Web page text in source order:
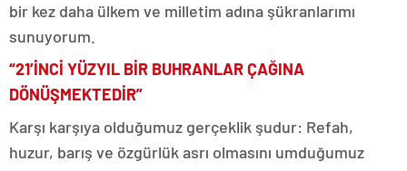
bir kez daha ülkem ve milletim adına şükranlarımı
sunuyorum.
“21’İNCİ YÜZYIL BİR BUHRANLAR ÇAĞINA
DÖNÜŞMEKTEDİR”
Karşı karşıya olduğumuz gerçeklik şudur: Refah,
huzur, barış ve özgürlük asrı olmasını umduğumuz